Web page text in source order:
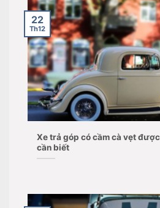
Xe trả góp có cầm cà vẹt
cần biết
22
Th12